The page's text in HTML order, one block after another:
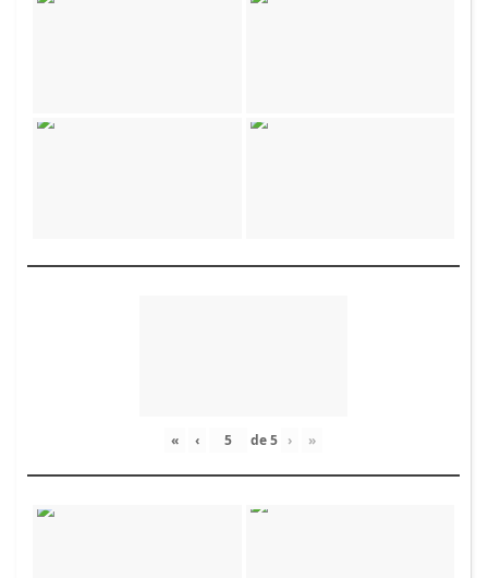
« ‹ de5 › »